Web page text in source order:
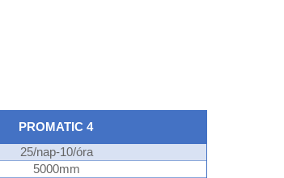
PROMATIC 4
25/nap-10/óra
5000mm